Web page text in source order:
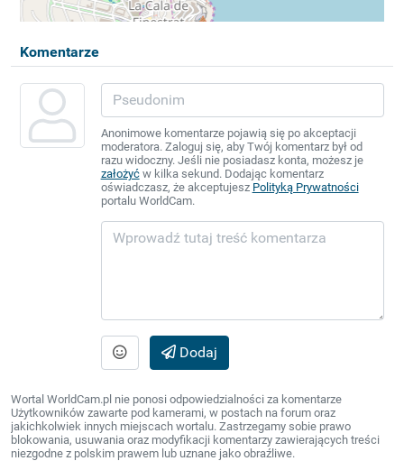
Komentarze
Anonimowe komentarze pojawią się po akceptacji
moderatora. Zaloguj się, aby Twój komentarz był od
razu widoczny. Jeśli nie posiadasz konta, możesz je
założyćw kilka sekund. Dodając komentarz
oświadczasz, że akceptujesz Polityką Prywatności
portalu WorldCam.
Dodaj
Wortal WorldCam.pl nie ponosi odpowiedzialności za komentarze
Użytkowników zawarte pod kamerami, w postach na forum oraz
jakichkolwiek innych miejscach wortalu. Zastrzegamy sobie prawo
blokowania, usuwania oraz modyfikacji komentarzy zawierających treści
niezgodne z polskim prawem lub uznane jako obraźliwe.